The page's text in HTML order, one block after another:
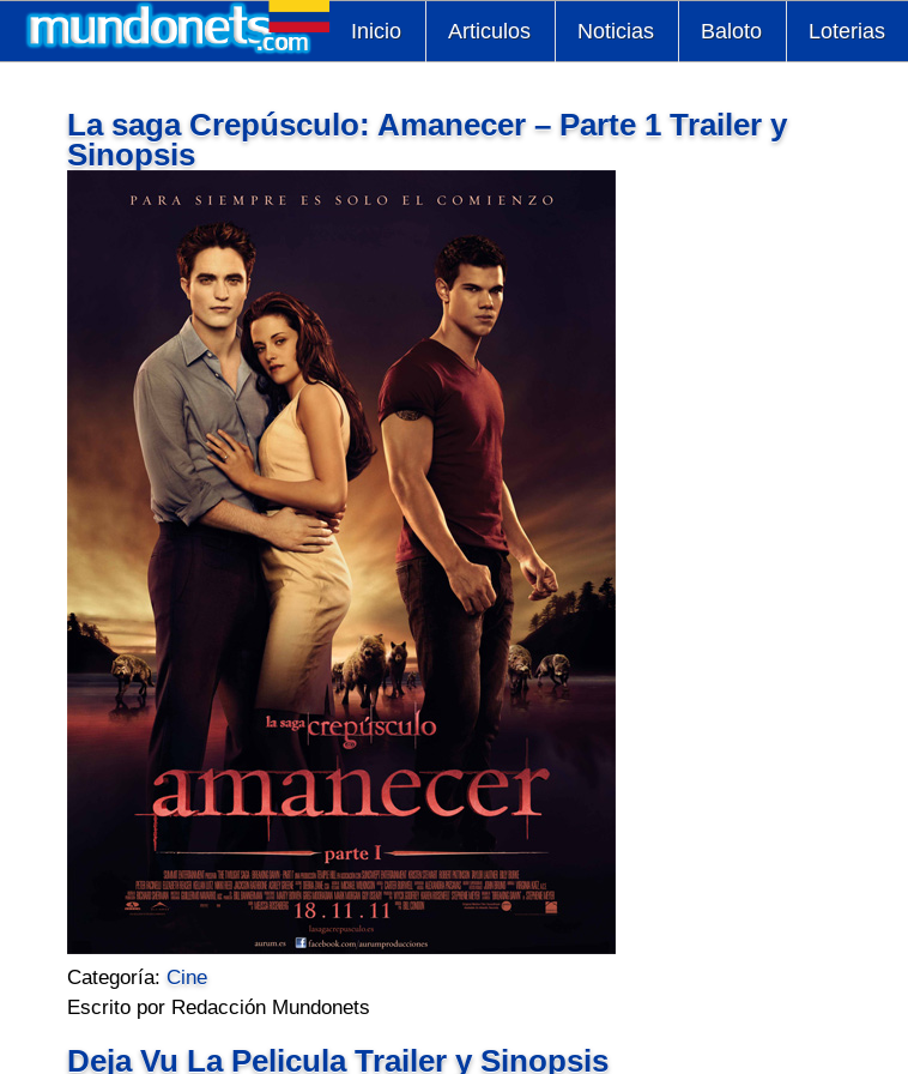
Inicio Articulos Noticias Baloto Loterias
La saga Crepúsculo: Amanecer – Parte 1 Trailer y
Sinopsis
Categoría:Cine
Escrito por Redacción Mundonets
Deja Vu La Pelicula Trailer y Sinopsis